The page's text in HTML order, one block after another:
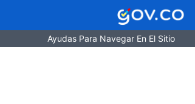
Ayudas Para Navegar En El Sitio